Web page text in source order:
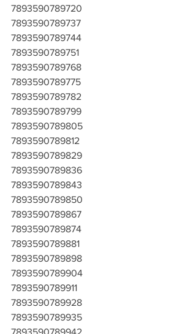
7893590789720
7893590789737
7893590789744
7893590789751
7893590789768
7893590789775
7893590789782
7893590789799
7893590789805
7893590789812
7893590789829
7893590789836
7893590789843
7893590789850
7893590789867
7893590789874
7893590789881
7893590789898
7893590789904
7893590789911
7893590789928
7893590789935